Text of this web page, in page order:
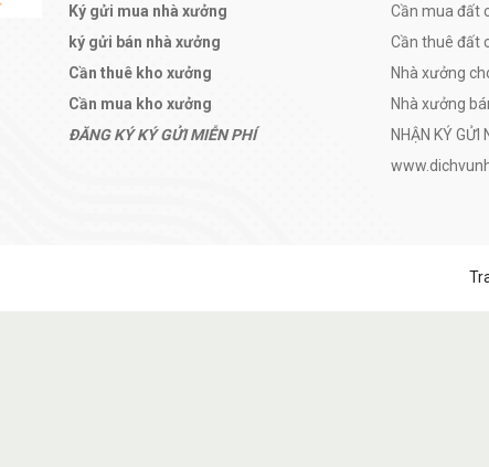
Ký gửi mua nhà xưởng
ký gửi bán nhà xưởng
Cần thuê kho xưởng
Cần mua kho xưởng
ĐĂNG KÝ KÝ GỬI MIỄN PHÍ
Cần mua đất
Cần thuê đất
Nhà xưởng
Nhà xưởng
NHẬN KÝ GỬI